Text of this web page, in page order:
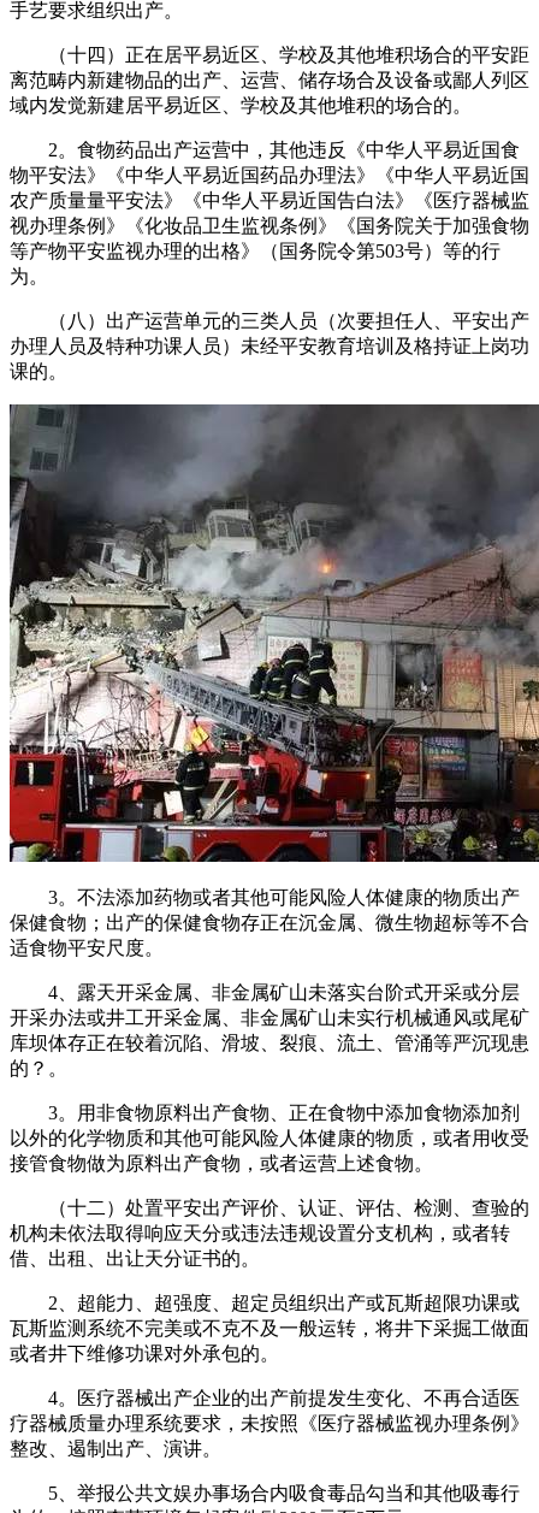
手艺要求组织出产。
（十四）正在居平易近区、学校及其他堆积场合的平安距
离范畴内新建物品的出产、运营、储存场合及设备或鄙人列区
域内发觉新建居平易近区、学校及其他堆积的场合的。
2。食物药品出产运营中，其他违反《中华人平易近国食
物平安法》《中华人平易近国药品办理法》《中华人平易近国
农产质量量平安法》《中华人平易近国告白法》《医疗器械监
视办理条例》《化妆品卫生监视条例》《国务院关于加强食物
等产物平安监视办理的出格》（国务院令第503号）等的行
为。
（八）出产运营单元的三类人员（次要担任人、平安出产
办理人员及特种功课人员）未经平安教育培训及格持证上岗功
课的。
3。不法添加药物或者其他可能风险人体健康的物质出产
保健食物；出产的保健食物存正在沉金属、微生物超标等不合
适食物平安尺度。
4、露天开采金属、非金属矿山未落实台阶式开采或分层
开采办法或井工开采金属、非金属矿山未实行机械通风或尾矿
库坝体存正在较着沉陷、滑坡、裂痕、流土、管涌等严沉现患
的？。
3。用非食物原料出产食物、正在食物中添加食物添加剂
以外的化学物质和其他可能风险人体健康的物质，或者用收受
接管食物做为原料出产食物，或者运营上述食物。
（十二）处置平安出产评价、认证、评估、检测、查验的
机构未依法取得响应天分或违法违规设置分支机构，或者转
借、出租、出让天分证书的。
2、超能力、超强度、超定员组织出产或瓦斯超限功课或
瓦斯监测系统不完美或不克不及一般运转，将井下采掘工做面
或者井下维修功课对外承包的。
4。医疗器械出产企业的出产前提发生变化、不再合适医
疗器械质量办理系统要求，未按照《医疗器械监视办理条例》
整改、遏制出产、演讲。
5、举报公共文娱办事场合内吸食毒品勾当和其他吸毒行